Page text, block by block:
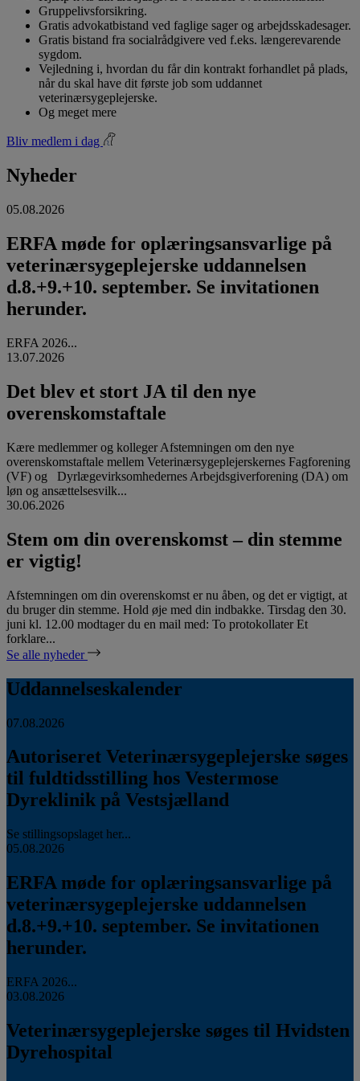
Gruppelivsforsikring.
Gratis advokatbistand ved faglige sager og arbejdsskadesager.
Gratis bistand fra socialrådgivere ved f.eks. længerevarende
sygdom.
Vejledning i, hvordan du får din kontrakt forhandlet på plads,
når du skal have dit første job som uddannet
veterinærsygeplejerske.
Og meget mere
Bliv medlem i dag
Nyheder
05.08.2026
ERFA møde for oplæringsansvarlige på
veterinærsygeplejerske uddannelsen
d.8.+9.+10. september. Se invitationen
herunder.
ERFA 2026...
13.07.2026
Det blev et stort JA til den nye
overenskomstaftale
Kære medlemmer og kolleger Afstemningen om den nye
overenskomstaftale mellem Veterinærsygeplejerskernes Fagforening
(VF) og Dyrlægevirksomhedernes Arbejdsgiverforening (DA) om
løn og ansættelsesvilk...
30.06.2026
Stem om din overenskomst – din stemme
er vigtig!
Afstemningen om din overenskomst er nu åben, og det er vigtigt, at
du bruger din stemme. Hold øje med din indbakke. Tirsdag den 30.
juni kl. 12.00 modtager du en mail med: To protokollater Et
forklare...
Se alle nyheder
Uddannelseskalender
07.08.2026
Autoriseret Veterinærsygeplejerske søges
til fuldtidsstilling hos Vestermose
Dyreklinik på Vestsjælland
Se stillingsopslaget her...
05.08.2026
ERFA møde for oplæringsansvarlige på
veterinærsygeplejerske uddannelsen
d.8.+9.+10. september. Se invitationen
herunder.
ERFA 2026...
03.08.2026
Veterinærsygeplejerske søges til Hvidsten
Dyrehospital